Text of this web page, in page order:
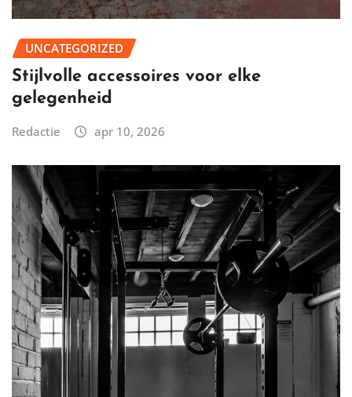
UNCATEGORIZED
Stijlvolle accessoires voor elke
gelegenheid
Redactie apr 10, 2026